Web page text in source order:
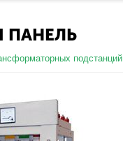
ПАНЕЛЬ
подстанций